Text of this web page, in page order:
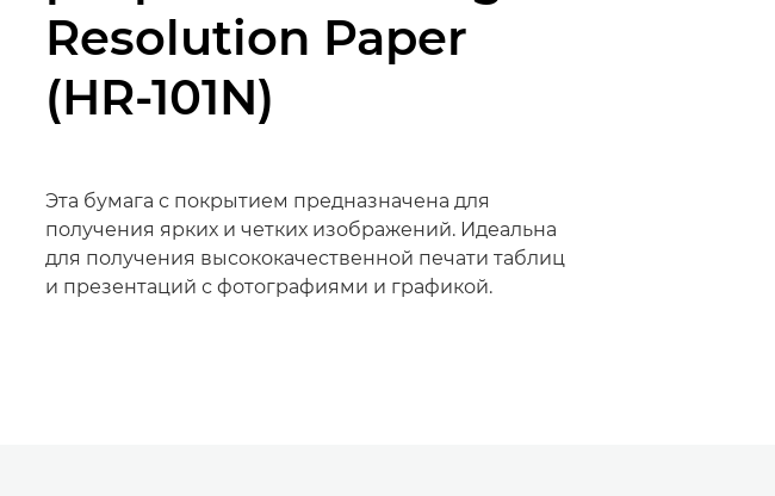
Resolution Paper
(HR-101N)
Эта бумага с покрытием предназначена для
получения ярких и четких изображений. Идеальна
для получения высококачественной печати таблиц
и презентаций с фотографиями и графикой.